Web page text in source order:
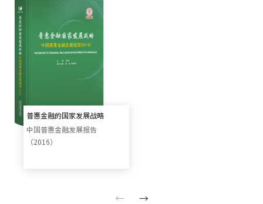
普惠金融的国家发展战略
中国普惠金融发展报告
（2016）
← →